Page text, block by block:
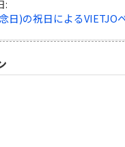
:
日)の祝日によるVIETJO